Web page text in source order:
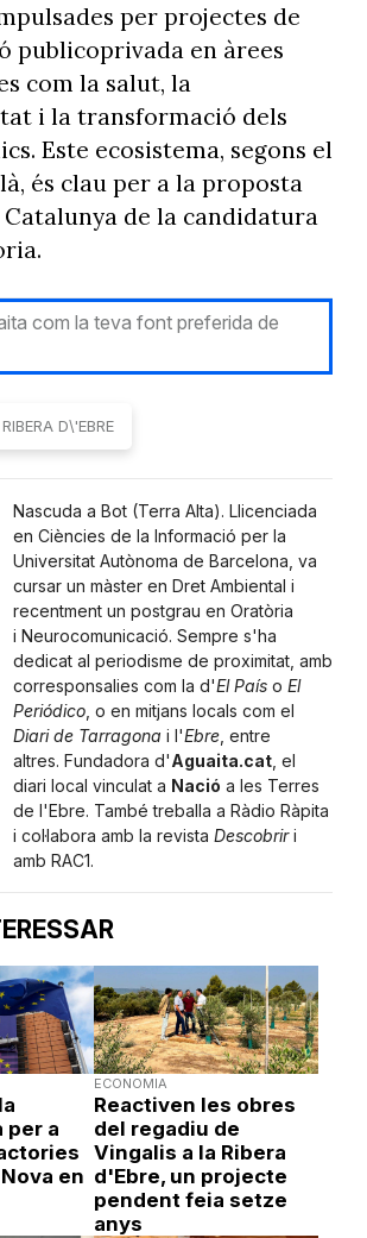
per projectes de
publicoprivada en àrees
com la salut, la
i la transformació dels
Este ecosistema, segons el
és clau per a la proposta
Catalunya de la candidatura
com la teva font preferida de
RIBERA D\'EBRE
Nascuda a Bot (Terra Alta). Llicenciada
en Ciències de la Informació per la
Universitat Autònoma de Barcelona, va
cursar un màster en Dret Ambiental i
recentment un postgrau en Oratòria
i Neurocomunicació. Sempre s'ha
dedicat al periodisme de proximitat, amb
corresponsalies com la d'El Paíso El
Periódico, o en mitjans locals com el
Diari de Tarragona i l'Ebre, entre
altres. Fundadora d'Aguaita.cat, el
diari local vinculat a Nació a les Terres
de l'Ebre. També treballa a Ràdio Ràpita
i col·labora amb la revista Descobriri
amb RAC1.
per a
en
ECONOMIA
Reactiven les obres
del regadiu de
Vingalis a la Ribera
d'Ebre, un projecte
pendent feia setze
anys